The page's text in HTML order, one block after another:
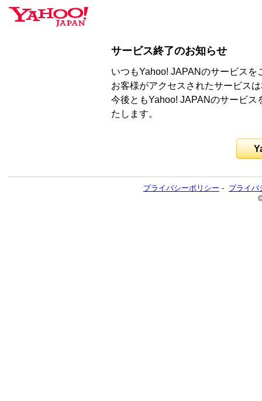
サービス終了のお知らせ
いつもYahoo! JAPANのサービス
お客様がアクセスされたサービス
今後ともYahoo! JAPANのサービ
たします。
プライバシーポリシー - プライバ